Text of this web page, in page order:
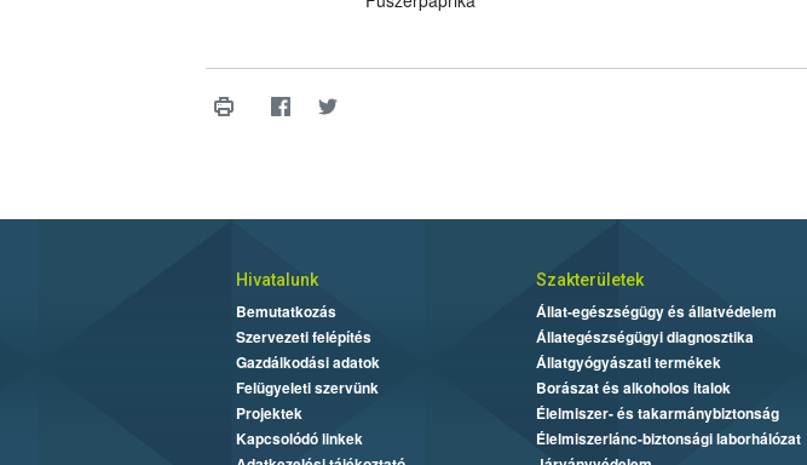
Hivatalunk
Bemutatkozás
Szervezeti felépítés
Gazdálkodási adatok
Felügyeleti szervünk
Projektek
Kapcsolódó linkek
Szakterületek
Állat-egészségügy és állatvédelem
Állategészségügyi diagnosztika
Állatgyógyászati termékek
Borászat és alkoholos italok
Élelmiszer- és takarmánybiztonság
Élelmiszerlánc-biztonsági laborhálózat